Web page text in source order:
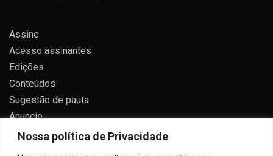
Nossa política de Privacidade
Assine
Acesso assinantes
Edições
Conteúdos
Sugestão de pauta
Anuncie
Contato